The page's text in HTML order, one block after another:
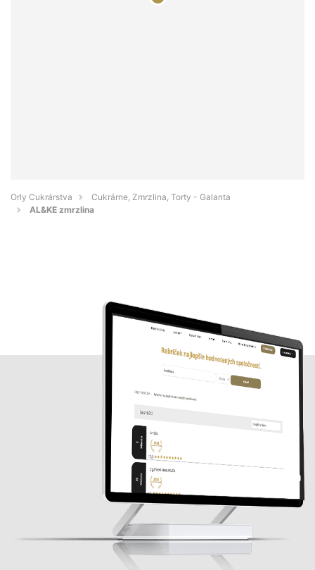
Orly Cukrárstva
Cukrárne, Zmrzlina, Torty - Galanta
AL&KE zmrzlina